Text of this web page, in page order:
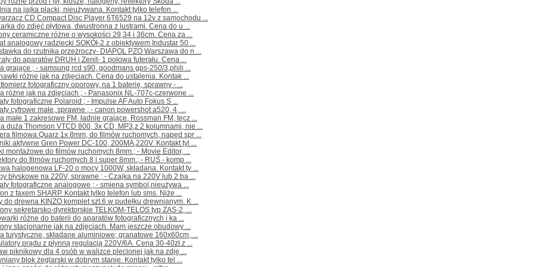
na jajka placki, nieużywana. Kontakt tylko telefon ...
CD Compact Disc Player 6T6529 na 12v z samochodu ...
do zdjęć płytowa, dwustronna z lustrami. Cena do u ...
ceramiczne różne o wysokości 29,34 i 36cm. Cena za ...
analogowy radziecki SOKÓł-2 z obiektywem Industar 50 ...
do rzutnika przeżroczy- DIAPOL PZO Warszawa do n ...
do aparatów DRUH i Zenit- 1 połowa futerału. Cena ...
grające ; - samsung rcd s90, goodmans gps-250/3,phili ...
różne jak na zdjęciach. Cena do ustalenia. Kontak ...
fotograficzny oporowy, na 1 baterię, sprawny - ...
różne jak na zdjęciach ; - Panasonix NL-707c-czerwone ...
fotograficzne Polaroid ; - Impulse AF Auto Fokus S ...
cyfrowe małe, sprawne ; - canon powershot a520, 4, ...
małe 1 zakresowe FM, ładnie grające, Rossman FM, tęcz ...
duża Thomson VTCD 800, 3x CD, MP3,z 2 kolumnami, nie ...
filmowa Quarz 1x 8mm, do filmów ruchomych, napęd spr ...
aktywne Gren Power DC-100, 200MA,220V. Kontakt tyl ...
montażowe do filmów ruchomych 8mm.; - Movie Editor, ...
do filmów ruchomych 8 i super 8mm.; - RUŚ - komp ...
halogenowa LF-20 o mocy 1000W, składana. Kontakt ty ...
błyskowe na 220V, sprawne ; - Czajka na 220V lub 2 ba ...
fotograficzne analogowe ; - smiena symbol,nieużywa ...
z faxem SHARP. Kontakt tylko telefon lub sms. Niże ...
do drewna KINZO komplet szt.6 w pudełku drewnianym. K ...
sekretarsko-dyrektorskie TELKOM-TELOS typ ZAS-2, ...
różne do baterii do aparatów fotograficznych i ka ...
stacjonarne jak na zdjęciach. Mam jeszcze obudowy ...
turystyczne, składane aluminiowe; granatowe 160x60cm, ...
prądu z płynną regulacją 220V/6A. Cena 30-40zł.z ...
piknikowy dla 4 osób w walizce plecionej jak na zdję ...
blok żeglarski w dobrym stanie. Kontakt tylko tel ...